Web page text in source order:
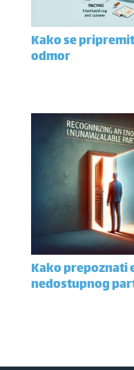
Kako se
odmor
Kako prepoznati
nedostupnog